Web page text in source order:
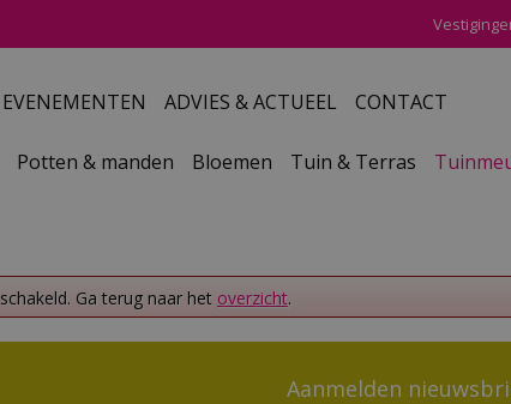
EVENEMENTEN ADVIES & ACTUEEL CONTACT
Potten & manden Bloemen Tuin & Terras
Ga terug naar het overzicht.
Aanmelden